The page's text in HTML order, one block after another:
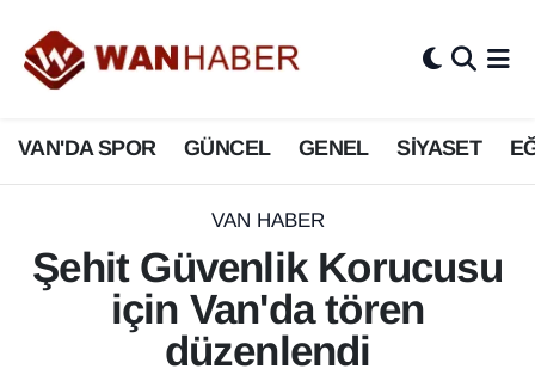
VAN'DA SPOR GÜNCEL GENEL SİYASET
VAN HABER
Şehit Güvenlik Korucusu
için Van'da tören
düzenlendi
3.SAYFA
ASAYİŞ
BİLİM VE TEKNOLOJİ
Biyografi
Bölge Haberleri
Van Nöbetçi Eczaneler
Van Hava Durumu
Van Namaz Vakitleri
Van Trafik Yoğunluk Haritası
Süper Lig Puan Durumu ve Fikstür